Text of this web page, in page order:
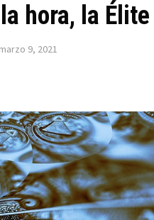
hora, la
marzo 9, 2021